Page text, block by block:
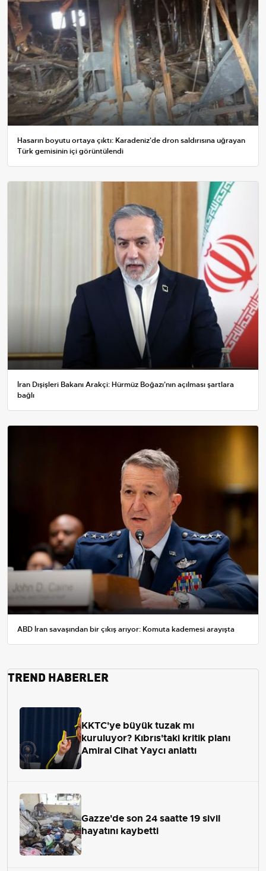
Hasarın boyutu ortaya çıktı: Karadeniz'de dron saldırısına uğrayan
Türk gemisinin içi görüntülendi
İran Dışişleri Bakanı Arakçi: Hürmüz Boğazı'nın açılması şartlara
bağlı
ABD İran savaşından bir çıkış arıyor: Komuta kademesi arayışta
TREND HABERLER
KKTC'ye büyük tuzak mı
kuruluyor? Kıbrıs'taki kritik planı
Amiral Cihat Yaycı anlattı
Gazze'de son 24 saatte 19 sivil
hayatını kaybetti